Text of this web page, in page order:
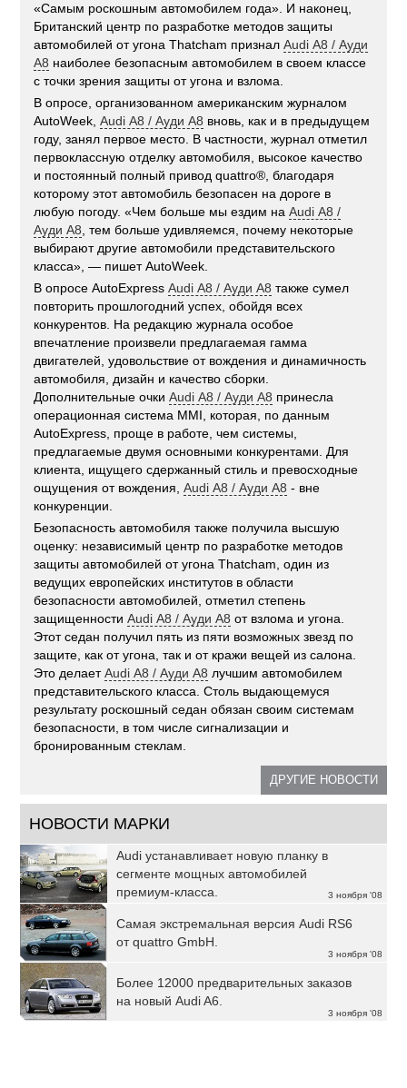
«Самым роскошным автомобилем года». И наконец,
Британский центр по разработке методов защиты
автомобилей от угона Thatcham призналАudi А8 / Ауди
А8 наиболее безопасным автомобилем в своем классе
с точки зрения защиты от угона и взлома.
В опросе, организованном американским журналом
АutoWeek,Аudi А8 / Ауди А8 вновь, как и в предыдущем
году, занял первое место. В частности, журнал отметил
первоклассную отделку автомобиля, высокое качество
и постоянный полный привод quattro®, благодаря
которому этот автомобиль безопасен на дороге в
любую погоду. «Чем больше мы ездим наАudi А8 /
Ауди А8, тем больше удивляемся, почему некоторые
выбирают другие автомобили представительского
класса», — пишет AutoWeek.
В опросе АutoЕхрressАudi А8 / Ауди А8 также сумел
повторить прошлогодний успех, обойдя всех
конкурентов. На редакцию журнала особое
впечатление произвели предлагаемая гамма
двигателей, удовольствие от вождения и динамичность
автомобиля, дизайн и качество сборки.
Дополнительные очкиАudi А8 / Ауди А8 принесла
операционная система ММI, которая, по данным
АutoExpress, проще в работе, чем системы,
предлагаемые двумя основными конкурентами. Для
клиента, ищущего сдержанный стиль и превосходные
ощущения от вождения,Аudi А8 / Ауди А8 - вне
конкуренции.
Безопасность автомобиля также получила высшую
оценку: независимый центр по разработке методов
защиты автомобилей от угона Тhatcham, один из
ведущих европейских институтов в области
безопасности автомобилей, отметил степень
защищенностиАudi А8 / Ауди А8 от взлома и угона.
Этот седан получил пять из пяти возможных звезд по
защите, как от угона, так и от кражи вещей из салона.
Это делаетАudi А8 / Ауди А8 лучшим автомобилем
представительского класса. Столь выдающемуся
результату роскошный седан обязан своим системам
безопасности, в том числе сигнализации и
бронированным стеклам.
ДРУГИЕ НОВОСТИ
НОВОСТИ МАРКИ
3 ноября '08
Audi устанавливает новую планку в
сегменте мощных автомобилей
премиум-класса.
3 ноября '08
Самая экстремальная версия Audi RS6
от quattro GmbH.
3 ноября '08
Более 12000 предварительных заказов
на новый Audi A6.